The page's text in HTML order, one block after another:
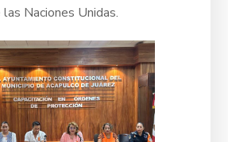
Naciones Unidas.